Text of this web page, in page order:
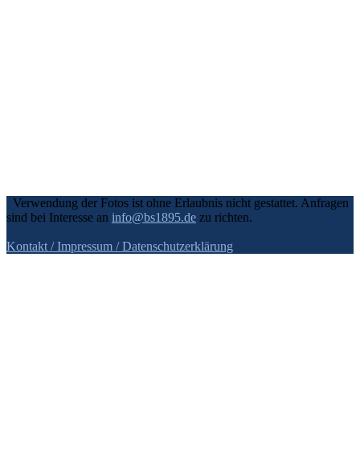
Verwendung der Fotos ist ohne Erlaubnis nicht gestattet. Anfragen
sind bei Interesse an info@bs1895.de zu richten.
Kontakt / Impressum / Datenschutzerklärung